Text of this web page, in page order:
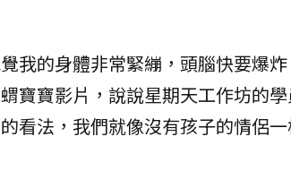
我的身體非常緊繃，頭腦快要爆
寶寶影片，說說星期天工作坊的
看法，我們就像沒有孩子的情侶